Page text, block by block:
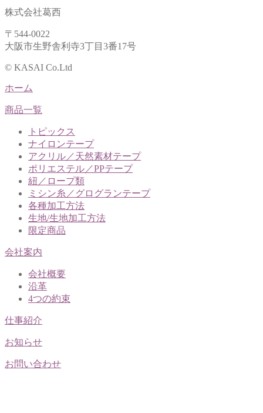
株式会社葛西
〒544-0022
大阪市生野舎利寺3丁目3番17号
© KASAI Co.Ltd
ホーム
商品一覧
トピックス
ナイロンテープ
アクリル／天然素材テープ
ポリエステル／PPテープ
紐／ロープ類
ミシン糸／グログランテープ
各種加工方法
生地/生地加工方法
限定商品
会社案内
会社概要
沿革
4つの約束
仕事紹介
お知らせ
お問い合わせ